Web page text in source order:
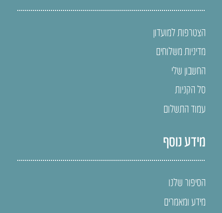
הצטרפות למועדון
מדיניות משלוחים
החשבון שלי
סל הקניות
עמוד התשלום
מידע נוסף
הסיפור שלנו
מידע ומאמרים